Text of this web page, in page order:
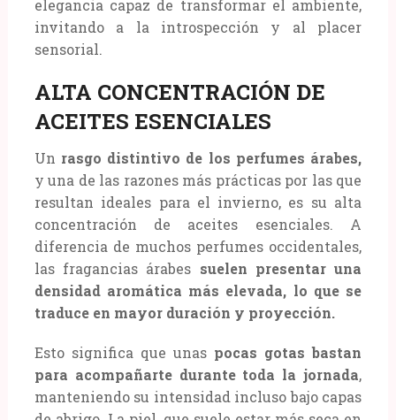
elegancia capaz de transformar el ambiente,
invitando a la introspección y al placer
sensorial.
ALTA CONCENTRACIÓN DE
ACEITES ESENCIALES
Un rasgo distintivo de los perfumes árabes,
y una de las razones más prácticas por las que
resultan ideales para el invierno, es su alta
concentración de aceites esenciales. A
diferencia de muchos perfumes occidentales,
las fragancias árabes suelen presentar una
densidad aromática más elevada, lo que se
traduce en mayor duración y proyección.
Esto significa que unas pocas gotas bastan
para acompañarte durante toda la jornada,
manteniendo su intensidad incluso bajo capas